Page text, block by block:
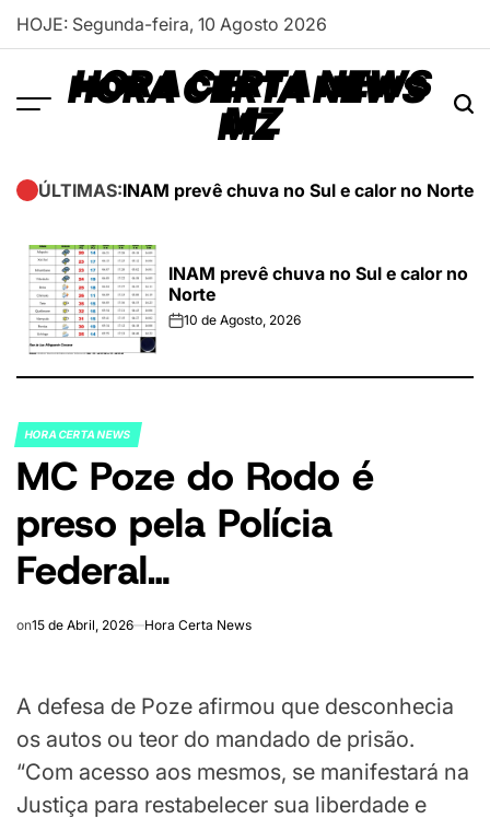
Skip
HOJE: Segunda-feira, 10 Agosto 2026
HORA CERTA NEWS
MZ
ÚLTIMAS:INAM prevê chuva no Sul e calor no Norte
INAM prevê chuva no Sul e calor no
Norte
on10 de Agosto, 2026
POSTED
IN
HORA CERTA NEWS
MC Poze do Rodo é
preso pela Polícia
Federal…
on15 de Abril, 2026 Hora Certa News
A defesa de Poze afirmou que desconhecia
os autos ou teor do mandado de prisão.
“Com acesso aos mesmos, se manifestará na
Justiça para restabelecer sua liberdade e